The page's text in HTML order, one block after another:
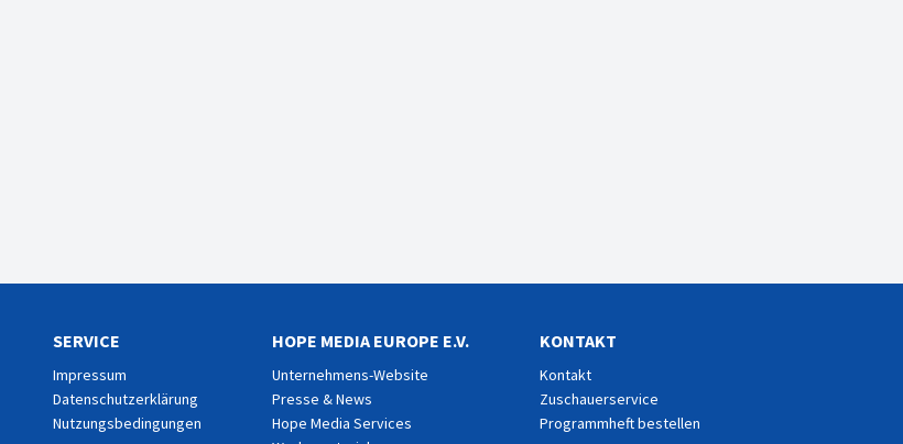
SERVICE
Impressum
Datenschutzerklärung
Nutzungsbedingungen
HOPE MEDIA EUROPE E.V.
Unternehmens-Website
Presse & News
Hope Media Services
KONTAKT
Kontakt
Zuschauerservice
Programmheft bestellen